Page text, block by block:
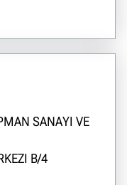
SANAYI VE
B/4